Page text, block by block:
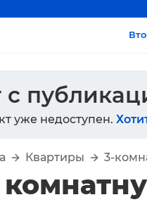
с
уже недоступен.
Квартиры 3-